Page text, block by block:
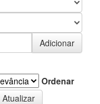
Ordenar